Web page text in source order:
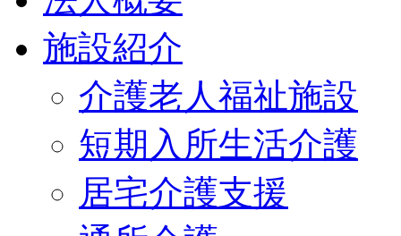
施設紹介
介護老人福祉施設
短期入所生活介護
居宅介護支援